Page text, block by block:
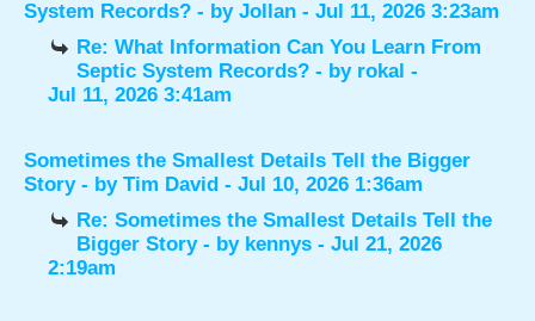
System Records? - by Jollan - Jul 11, 2026 3:23am
Re: What Information Can You Learn From
Septic System Records? - by rokal -
Jul 11, 2026 3:41am
Sometimes the Smallest Details Tell the Bigger
Story - by Tim David - Jul 10, 2026 1:36am
Re: Sometimes the Smallest Details Tell the
Bigger Story - by kennys - Jul 21, 2026
2:19am